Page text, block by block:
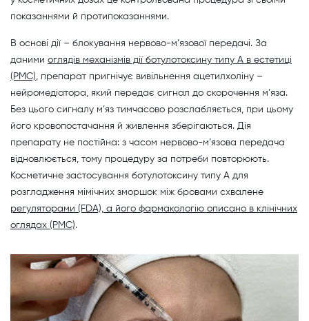
показаннями й протипоказаннями.
В основі дії – блокування нервово-м’язової передачі. За
даними оглядів механізмів дії ботулотоксину типу А в естетиці
(PMC), препарат пригнічує вивільнення ацетилхоліну –
нейромедіатора, який передає сигнал до скорочення м’яза.
Без цього сигналу м’яз тимчасово розслабляється, при цьому
його кровопостачання й живлення зберігаються. Дія
препарату не постійна: з часом нервово-м’язова передача
відновлюється, тому процедуру за потреби повторюють.
Косметичне застосування ботулотоксину типу А для
розгладження мімічних зморшок між бровами схвалене
регуляторами (FDA), а його фармакологію описано в клінічних
оглядах (PMC).